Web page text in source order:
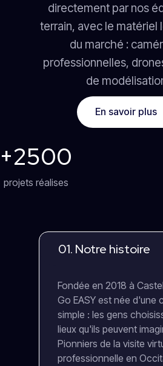
01. Notre histoire
Fondée en 2018 à
Go EASY est née d'une
simple : les gens
lieux qu'ils peuvent
Pionniers de la visite
professionnelle en
directement par nos
terrain, avec le matériel
du marché :
professionnelles,
de
En savoir plus
+2500
projets réalises